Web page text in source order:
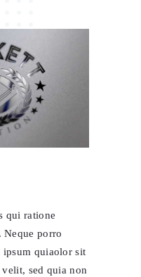
qui ratione
Neque porro
ipsum quiaolor sit
sed quia non